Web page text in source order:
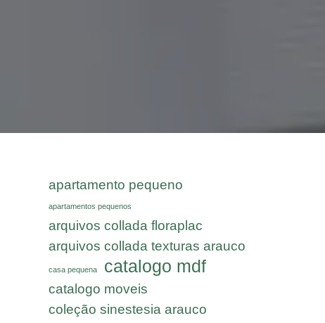
apartamento pequeno
apartamentos pequenos
arquivos collada floraplac
arquivos collada texturas arauco
casa pequena catalogo mdf
catalogo moveis
coleção sinestesia arauco